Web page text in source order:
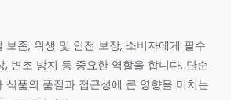
보존, 위생 및 안전 보장, 소비자에게 필수
, 변조 방지 등 중요한 역할을 합니다. 단순
식품의 품질과 접근성에 큰 영향을 미치는